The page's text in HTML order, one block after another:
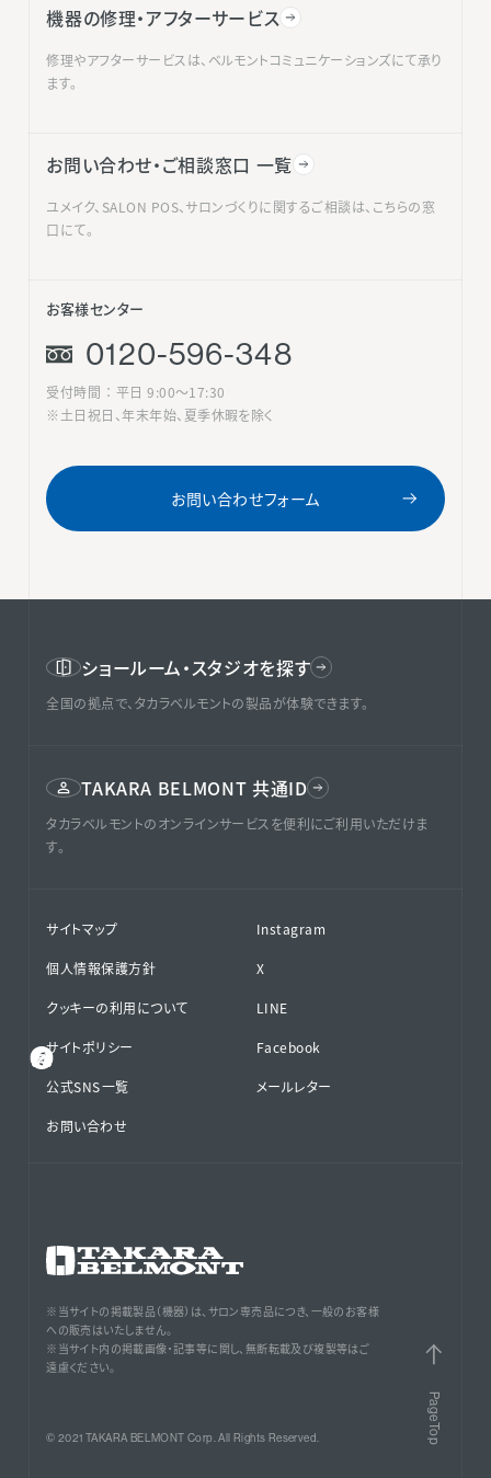
機器の修理・アフターサービス
修理やアフターサービスは、ベルモントコミュニケーションズにて承り
ます。
お問い合わせ・ご相談窓口 一覧
ユメイク、SALON POS、サロンづくりに関するご相談は、こちらの窓
口にて。
お客様センター
0120-596-348
受付時間 ： 平日 9:00〜17:30
※土日祝日、年末年始、夏季休暇を除く
お問い合わせフォーム
ショールーム・スタジオを探す
全国の拠点で、タカラベルモントの製品が体験できます。
TAKARA BELMONT 共通ID
タカラベルモントのオンラインサービスを便利にご利用いただけま
す。
サイトマップ
個人情報保護方針
クッキーの利用について
サイトポリシー
公式SNS⁨⁩一覧
お問い合わせ
Instagram
X
LINE
Facebook
メールレター
※当サイトの掲載製品（機器）は、サロン専売品につき、一般のお客様
への販売はいたしません。
※当サイト内の掲載画像・記事等に関し、無断転載及び複製等はご
遠慮ください。
© 2021 TAKARA BELMONT Corp. All Rights Reserved. PageTop